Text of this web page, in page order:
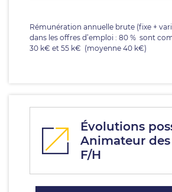
Rémunération annuelle brute (fixe +
dans les offres d’emploi : 80 % sont
30 k€ et 55 k€ (moyenne 40 k€)
Évolutions
Animateur
F/H